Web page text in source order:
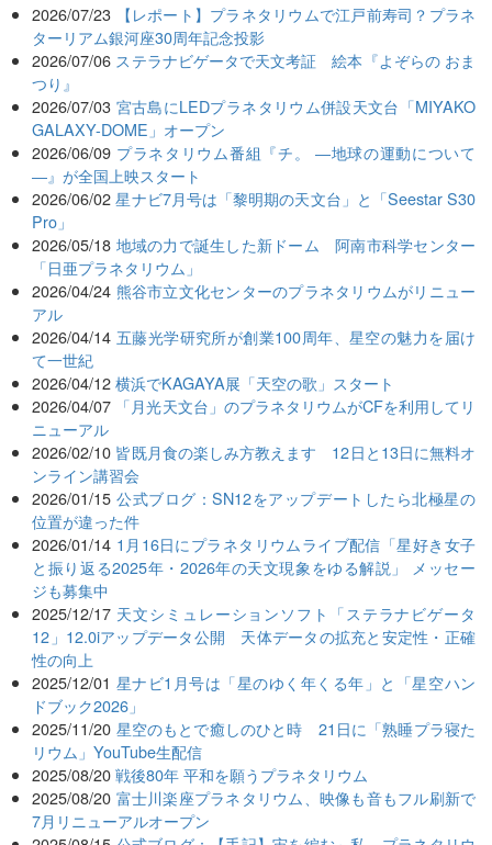
2026/07/23
【レポート】プラネタリウムで江戸前寿司？プラネ
ターリアム銀河座30周年記念投影
2026/07/06 ステラナビゲータで天文考証 絵本『よぞらの おま
つり』
2026/07/03 宮古島にLEDプラネタリウム併設天文台「MIYAKO
GALAXY-DOME」オープン
2026/06/09 プラネタリウム番組『チ。 ―地球の運動について
―』が全国上映スタート
2026/06/02 星ナビ7月号は「黎明期の天文台」と「Seestar S30
Pro」
2026/05/18 地域の力で誕生した新ドーム 阿南市科学センター
「日亜プラネタリウム」
2026/04/24 熊谷市立文化センターのプラネタリウムがリニュー
アル
2026/04/14 五藤光学研究所が創業100周年、星空の魅力を届け
て一世紀
2026/04/12 横浜でKAGAYA展「天空の歌」スタート
2026/04/07 「月光天文台」のプラネタリウムがCFを利用してリ
ニューアル
2026/02/10 皆既月食の楽しみ方教えます 12日と13日に無料オ
ンライン講習会
2026/01/15 公式ブログ：SN12をアップデートしたら北極星の
位置が違った件
2026/01/14 1月16日にプラネタリウムライブ配信「星好き女子
と振り返る2025年・2026年の天文現象をゆる解説」 メッセー
ジも募集中
2025/12/17 天文シミュレーションソフト「ステラナビゲータ
12」12.0iアップデータ公開 天体データの拡充と安定性・正確
性の向上
2025/12/01 星ナビ1月号は「星のゆく年くる年」と「星空ハン
ドブック2026」
2025/11/20 星空のもとで癒しのひと時 21日に「熟睡プラ寝た
リウム」YouTube生配信
2025/08/20 戦後80年 平和を願うプラネタリウム
2025/08/20 富士川楽座プラネタリウム、映像も音もフル刷新で
7月リニューアルオープン